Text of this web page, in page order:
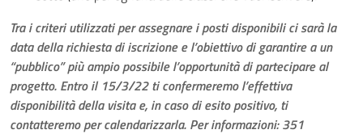
Tra i criteri utilizzati per assegnare i posti disponibili ci sarà la
data della richiesta di iscrizione e l’obiettivo di garantire a un
“pubblico” più ampio possibile l’opportunità di partecipare al
progetto. Entro il 15/3/22 ti confermeremo l’effettiva
disponibilità della visita e, in caso di esito positivo, ti
contatteremo per calendarizzarla. Per informazioni: 351